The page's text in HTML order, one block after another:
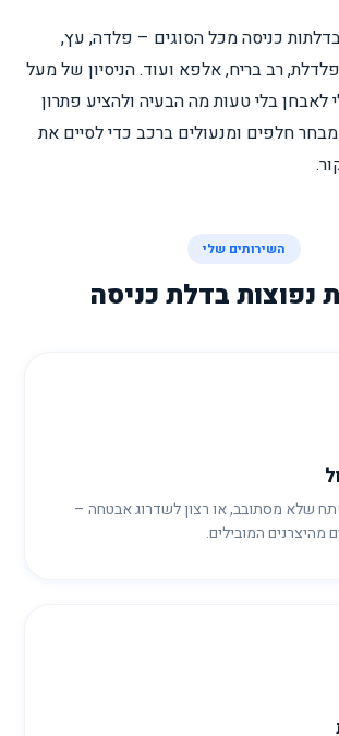
כניסה מכל הסוגים – פלדה, עץ,
רב בריח, אלפא ועוד. הניסיון של מעל
לאבחן בלי טעות מה הבעיה ולהציע פתרון
מבחר חלפים ומנעולים ברכב כדי לסיים את
השירותים שלי
נפוצות בדלת כניסה
שלא מסתובב, או רצון לשדרוג אבטחה –
מהיצרנים המובילים.